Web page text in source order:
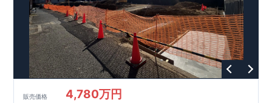
す。構造の安定、劣化の軽減、維持管理への配慮、温熱環境・
エネルギー消費量（断熱等性能）の必須4分野、空気環境で、最
高等級取得！ ■ 耐震等級3 もっと詳しく 東栄住宅の建物
は、国が定めた耐震最高等級3を取得。建築基準法に定められ
た、｢数百年に一度発生する地震に対して、倒壊、崩壊しない｣
という基準から、さらに1.5倍の耐震力を達成しています。
風等級2 災害時の損傷の受けにくさを評価されています。建築
1.2倍の暴風に対しても損傷を生じないことで耐風最高等級
販売価格 4,780万円